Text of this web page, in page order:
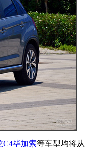
C4毕加索等车型均将